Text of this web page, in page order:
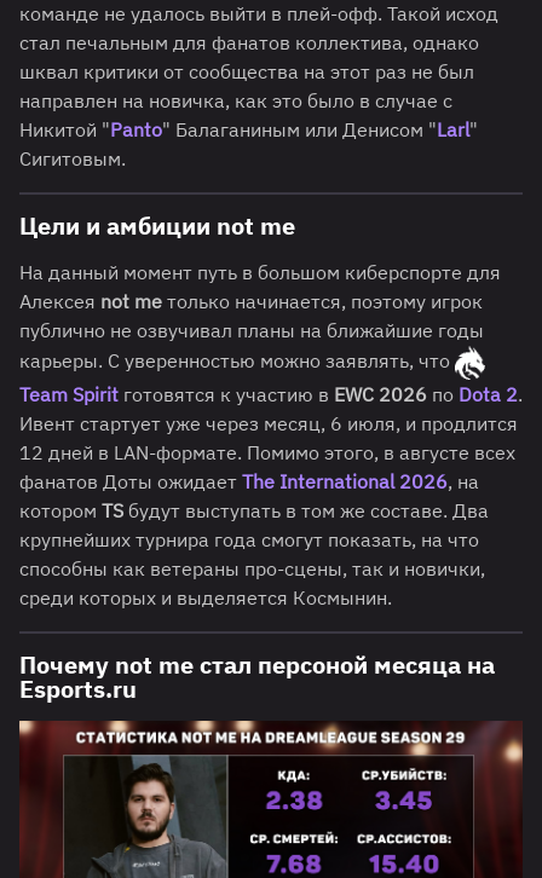
команде не удалось выйти в плей-офф. Такой исход
стал печальным для фанатов коллектива, однако
шквал критики от сообщества на этот раз не был
направлен на новичка, как это было в случае с
Никитой "Panto" Балаганиным или Денисом "Larl"
Сигитовым.
Цели и амбиции not me
На данный момент путь в большом киберспорте для
Алексея not me только начинается, поэтому игрок
публично не озвучивал планы на ближайшие годы
карьеры. С уверенностью можно заявлять, что
Team Spirit готовятся к участию в EWC 2026 по Dota 2.
Ивент стартует уже через месяц, 6 июля, и продлится
12 дней в LAN-формате. Помимо этого, в августе всех
фанатов Доты ожидает The International 2026, на
котором TS будут выступать в том же составе. Два
крупнейших турнира года смогут показать, на что
способны как ветераны про-сцены, так и новички,
среди которых и выделяется Космынин.
Почему not me стал персоной месяца на
Esports.ru